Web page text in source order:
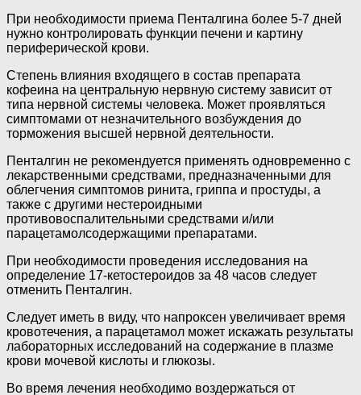
При необходимости приема Пенталгина более 5-7 дней
нужно контролировать функции печени и картину
периферической крови.
Степень влияния входящего в состав препарата
кофеина на центральную нервную систему зависит от
типа нервной системы человека. Может проявляться
симптомами от незначительного возбуждения до
торможения высшей нервной деятельности.
Пенталгин не рекомендуется применять одновременно с
лекарственными средствами, предназначенными для
облегчения симптомов ринита, гриппа и простуды, а
также с другими нестероидными
противовоспалительными средствами и/или
парацетамолсодержащими препаратами.
При необходимости проведения исследования на
определение 17-кетостероидов за 48 часов следует
отменить Пенталгин.
Следует иметь в виду, что напроксен увеличивает время
кровотечения, а парацетамол может искажать результаты
лабораторных исследований на содержание в плазме
крови мочевой кислоты и глюкозы.
Во время лечения необходимо воздержаться от